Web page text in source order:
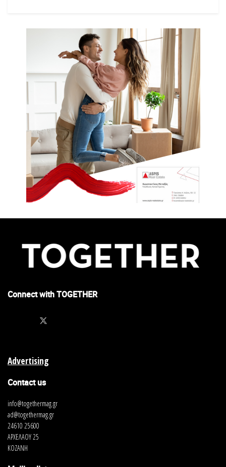
Connect with TOGETHER
Advertising
Contact us
info@togethermag.gr
ad@togethermag.gr
24610 25600
ΑΡΧΕΛΑΟΥ 25
ΚΟΖΑΝΗ